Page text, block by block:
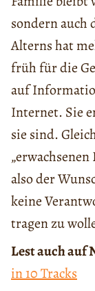
sondern auch
Alterns hat
früh für die
auf
Internet. Sie
sie sind.
also der
keine
tragen zu
Lest auch auf
in 10 Tracks